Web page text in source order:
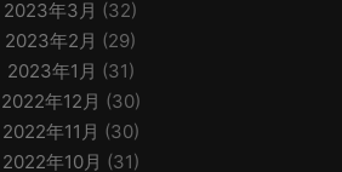
2023年3月 (32)
2023年2月 (29)
2023年1月 (31)
2022年12月 (30)
2022年11月 (30)
2022年10月 (31)